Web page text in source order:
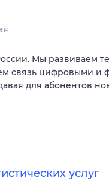
Мы развиваем
связь цифровыми и
для абонентов
услуг